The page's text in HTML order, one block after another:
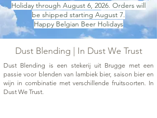
Holiday through August 6, 2026. Orders will
be shipped starting August 7.
Happy Belgian Beer Holidays
Dust Blending | In Dust We Trust
Dust Blending is een stekerij uit Brugge met een
passie voor blenden van lambiek bier, saison bier en
wijn in combinatie met verschillende fruitsoorten. In
Dust We Trust.